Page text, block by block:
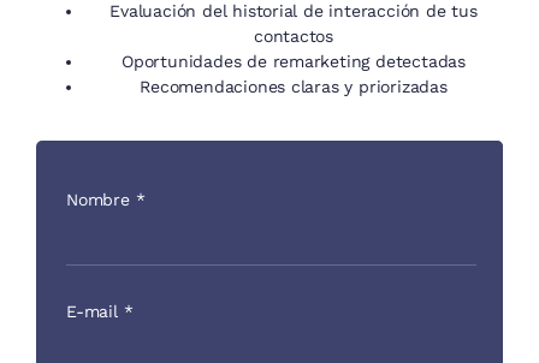
Evaluación del historial de interacción de tus
contactos
Oportunidades de remarketing detectadas
Recomendaciones claras y priorizadas
Nombre *
E-mail *